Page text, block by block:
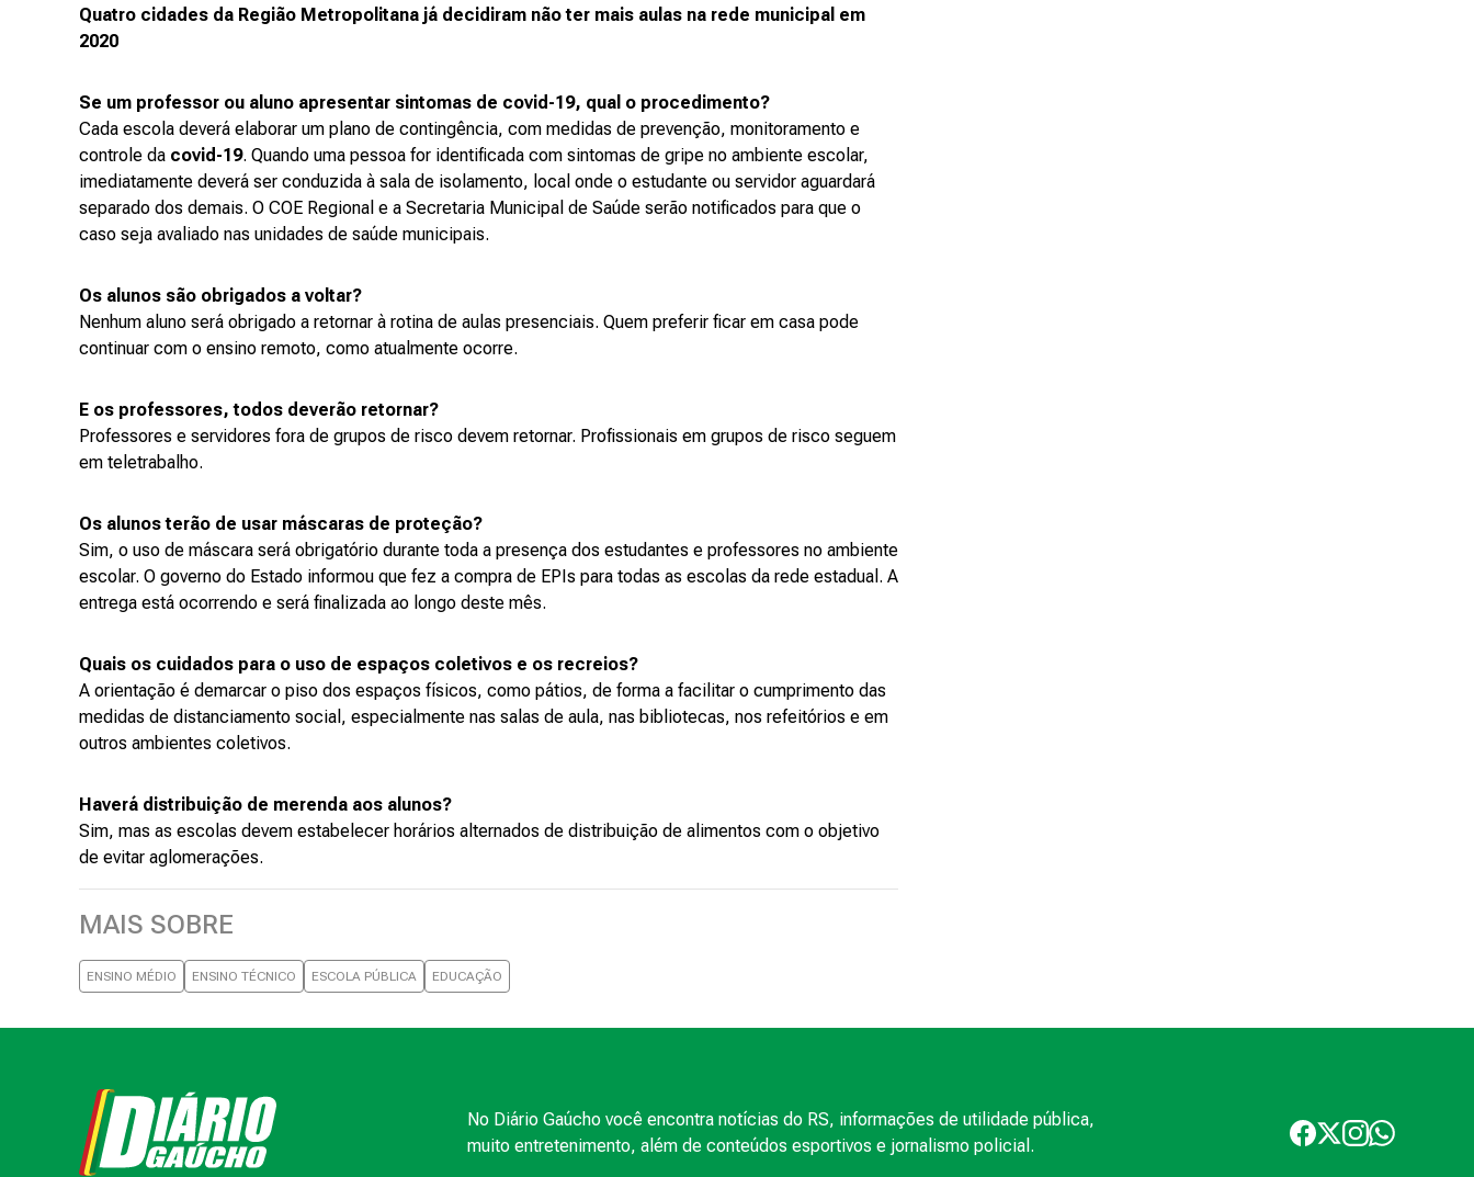
Quatro cidades da Região Metropolitana já decidiram não ter mais aulas na rede municipal em
2020
Se um professor ou aluno apresentar sintomas de covid-19, qual o procedimento?
Cada escola deverá elaborar um plano de contingência, com medidas de prevenção, monitoramento e
controle da covid-19. Quando uma pessoa for identificada com sintomas de gripe no ambiente escolar,
imediatamente deverá ser conduzida à sala de isolamento, local onde o estudante ou servidor aguardará
separado dos demais. O COE Regional e a Secretaria Municipal de Saúde serão notificados para que o
caso seja avaliado nas unidades de saúde municipais.
Os alunos são obrigados a voltar?
Nenhum aluno será obrigado a retornar à rotina de aulas presenciais. Quem preferir ficar em casa pode
continuar com o ensino remoto, como atualmente ocorre.
E os professores, todos deverão retornar?
Professores e servidores fora de grupos de risco devem retornar. Profissionais em grupos de risco seguem
em teletrabalho.
Os alunos terão de usar máscaras de proteção?
Sim, o uso de máscara será obrigatório durante toda a presença dos estudantes e professores no ambiente
escolar. O governo do Estado informou que fez a compra de EPIs para todas as escolas da rede estadual. A
entrega está ocorrendo e será finalizada ao longo deste mês.
Quais os cuidados para o uso de espaços coletivos e os recreios?
A orientação é demarcar o piso dos espaços físicos, como pátios, de forma a facilitar o cumprimento das
medidas de distanciamento social, especialmente nas salas de aula, nas bibliotecas, nos refeitórios e em
outros ambientes coletivos.
Haverá distribuição de merenda aos alunos?
Sim, mas as escolas devem estabelecer horários alternados de distribuição de alimentos com o objetivo
de evitar aglomerações.
MAIS SOBRE
ENSINO MÉDIO ENSINO TÉCNICO ESCOLA PÚBLICA EDUCAÇÃO
No Diário Gaúcho você encontra notícias do RS, informações de utilidade pública,
muito entretenimento, além de conteúdos esportivos e jornalismo policial.